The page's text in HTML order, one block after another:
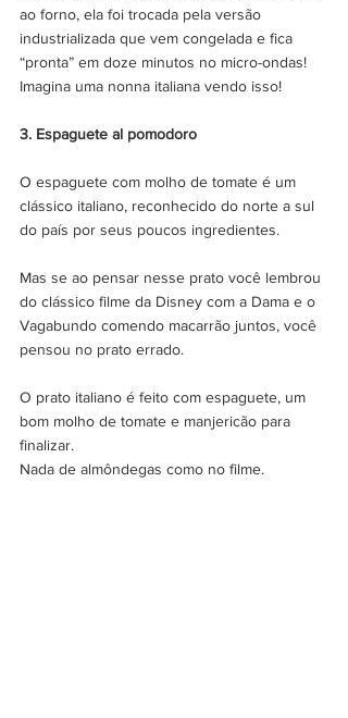
ao forno, ela foi trocada pela versão
industrializada que vem congelada e fica
“pronta” em doze minutos no micro-ondas!
Imagina uma nonna italiana vendo isso!
3. Espaguete al pomodoro
O espaguete com molho de tomate é um
clássico italiano, reconhecido do norte a sul
do país por seus poucos ingredientes.
Mas se ao pensar nesse prato você lembrou
do clássico filme da Disney com a Dama e o
Vagabundo comendo macarrão juntos, você
pensou no prato errado.
O prato italiano é feito com espaguete, um
bom molho de tomate e manjericão para
finalizar.
Nada de almôndegas como no filme.